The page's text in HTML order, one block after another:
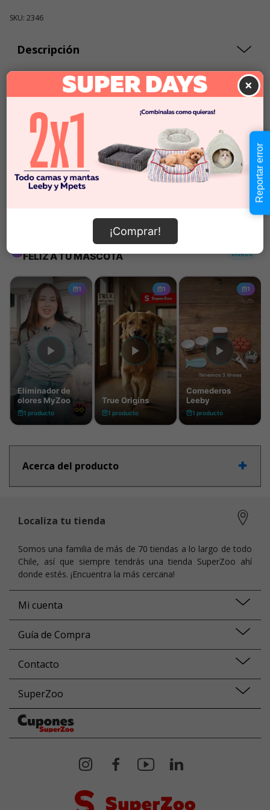
SKU: 2346
Descripción
Cantidad:
-
Añadir al carrito
Información de envío
Acerca del producto
×
¡Comprar!
Localiza tu tienda
Somos una familia de más de 70 tiendas a lo largo de todo
Chile, así que siempre tendrás una tienda SuperZoo ahí
donde estés. ¡Encuentra la más cercana!
Mi cuenta
Guía de Compra
Contacto
SuperZoo
Reportar error